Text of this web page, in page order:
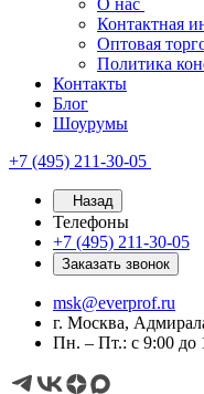
О нас
Контактная
Оптовая
Политика
Контакты
Блог
Шоурумы
+7 (495) 211-30-05
Назад
Телефоны
+7 (495) 211-30-05
Заказать звонок
msk@everprof.ru
г. Москва,
Пн. – Пт.: с 9:00 до